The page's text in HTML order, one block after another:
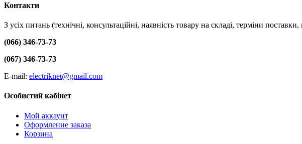
Контакти
З усіх питань (технічні, консультаційні, наявність товару на складі, терміни
(066) 346-73-73
(067) 346-73-73
E-mail: electriknet@gmail.com
Особистий кабінет
Мой аккаунт
Оформление заказа
Корзина